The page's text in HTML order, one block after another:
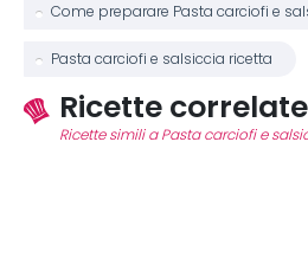
Come preparare Pasta carciofi e
Pasta carciofi e salsiccia ricetta
Ricette correlate
Ricette simili a Pasta carciofi e